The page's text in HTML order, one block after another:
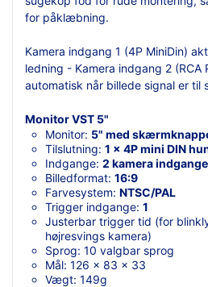
for påklæbning.
Kamera indgang 1 (4P MiniDin)
ledning - Kamera indgang 2 (RCA
automatisk når billede signal er til
Monitor VST 5"
Monitor: 5" med
Tilslutning: 1 x 4P mini DIN
Indgange: 2 kamera indgange
Billedformat: 16:9
Farvesystem: NTSC/PAL
Trigger indgange: 1
Justerbar trigger tid (for
højresvings kamera)
Sprog: 10 valgbar sprog
Mål: 126 x 83 x 33
Vægt: 149g